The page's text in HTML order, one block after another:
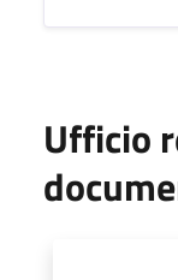
Ufficio